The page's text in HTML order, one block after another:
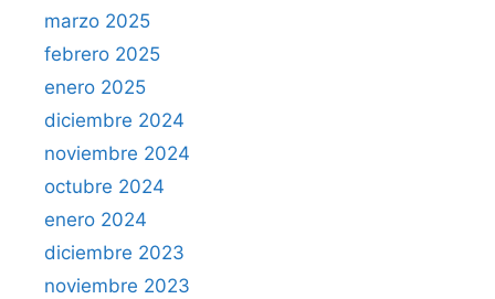
marzo 2025
febrero 2025
enero 2025
diciembre 2024
noviembre 2024
octubre 2024
enero 2024
diciembre 2023
noviembre 2023